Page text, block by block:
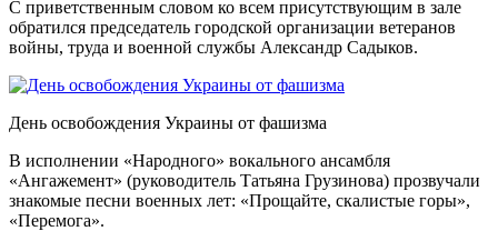
С приветственным словом ко всем присутствующим в зале
обратился председатель городской организации ветеранов
войны, труда и военной службы Александр Садыков.
День освобождения Украины от фашизма
В исполнении «Народного» вокального ансамбля
«Ангажемент» (руководитель Татьяна Грузинова) прозвучали
знакомые песни военных лет: «Прощайте, скалистые горы»,
«Перемога».